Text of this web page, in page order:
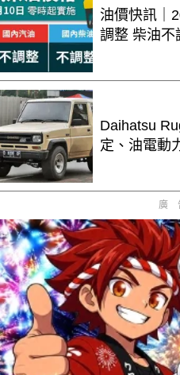
油價快訊｜
調整 柴油不
Daihatsu
定、油電動
廣